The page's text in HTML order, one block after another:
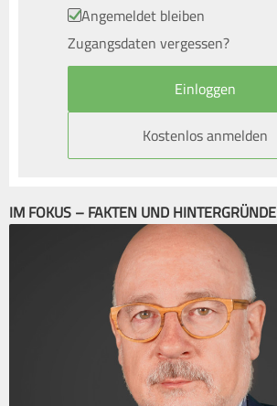
Angemeldet bleiben
Zugangsdaten vergessen?
Kostenlos anmelden
IM FOKUS – FAKTEN UND HINTERGRÜNDE